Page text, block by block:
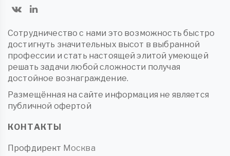
Сотрудничество с нами это возможность быстро
достигнуть значительных высот в выбранной
профессии и стать настоящей элитой умеющей
решать задачи любой сложности получая
достойное вознаграждение.
Размещённая на сайте информация не является
публичной офертой
КОНТАКТЫ
Профдирект Москва